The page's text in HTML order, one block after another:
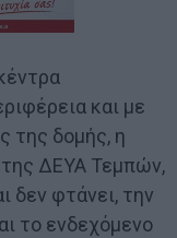
και με
της δομής, η
της ΔΕΥΑ Τεμπών,
δεν φτάνει, την
το ενδεχόμενο